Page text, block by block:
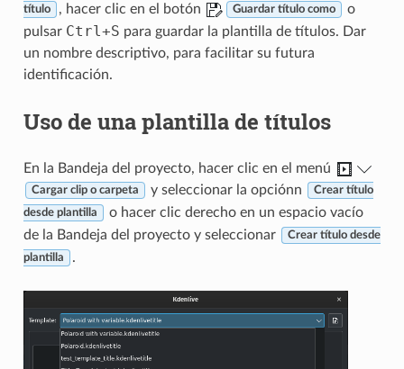
título , hacer clic en el botón Guardar título como
o
pulsar Ctrl+S para guardar la plantilla de títulos. Dar
un nombre descriptivo, para facilitar su futura
identificación.
Uso de una plantilla de títulos
En la Bandeja del proyecto, hacer clic en el menú
Cargar clip o carpeta y seleccionar la opciónn Crear título
desde plantilla
o hacer clic derecho en un espacio vacío
de la Bandeja del proyecto y seleccionar
Crear título desde
plantilla .